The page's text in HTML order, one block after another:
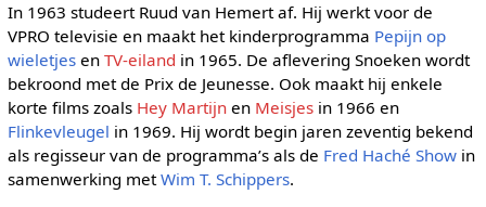
In 1963 studeert Ruud van Hemert af. Hij werkt voor de
VPRO televisie en maakt het kinderprogramma Pepijn op
wieletjesen TV-eiland in 1965. De aflevering Snoeken wordt
bekroond met de Prix de Jeunesse. Ook maakt hij enkele
korte films zoals Hey Martijnen Meisjesin 1966 en
Flinkevleugel in 1969. Hij wordt begin jaren zeventig bekend
als regisseur van de programma’s als de Fred Haché Showin
samenwerking metWim T. Schippers.